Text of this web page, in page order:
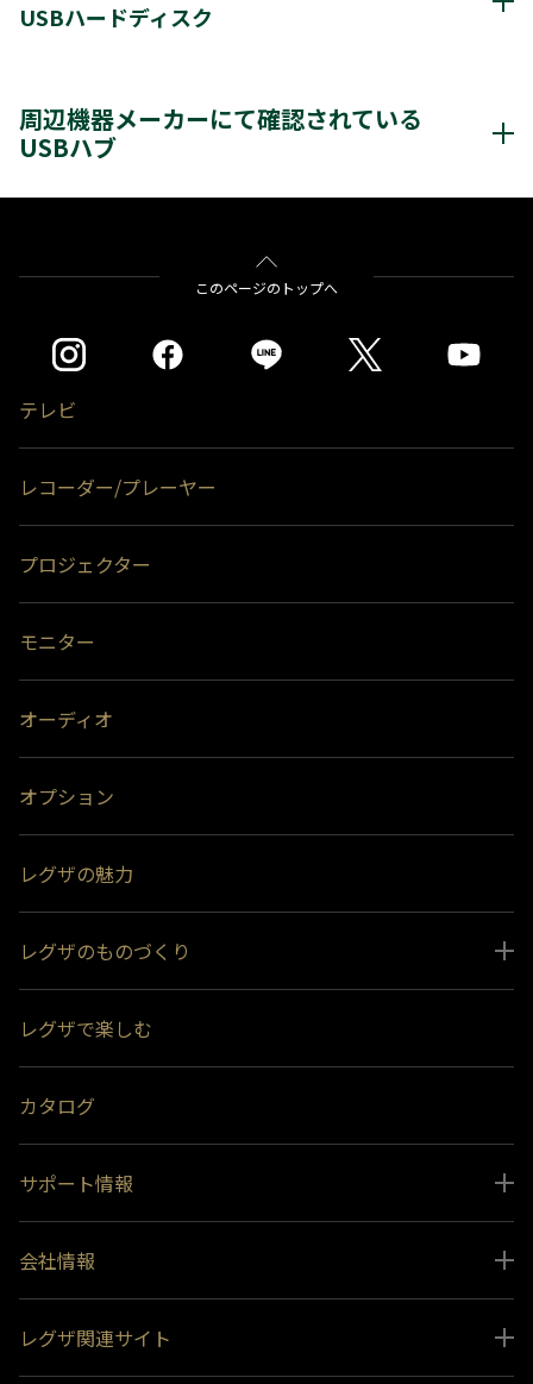
登録台数*1
レグザ
THD-300V3 THD-400V3
＊1) USBハードディスクを使用する際は登録が必要です。新たに登録すると
要です。
背面に取り付ける場合、テレビ1台につきUSBハードディスク1台のみ
取り付け可能です。テレビとUSBハードディスクの組み合わせによって
は、USBハードディスクをテレビの背面に取り付けると、壁への取付が
USBハードディスク
クリックすると別ウインドウが開きます。
周辺機器メーカーにて確認されている
USBハブ
をクリックすると別ウインドウが開きます。
このページのトップへ
テレビ
レコーダー/プレーヤー
プロジェクター
モニター
オーディオ
オプション
レグザの魅力
レグザのものづくり
受賞履歴
おすすめ番組
レグザで楽しむ
カタログ
サポート情報
インフォメーション 一覧
よくあるご質問 (FAQ）
お問い合わせ
会社情報
会社概要
レグザ関連サイト